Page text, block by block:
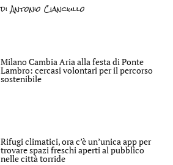
diAntonio Cianciullo
Milano Cambia Aria alla festa di Ponte
Lambro: cercasi volontari per il percorso
sostenibile
Rifugi climatici, ora c’è un’unica app per
trovare spazi freschi aperti al pubblico
nelle città torride